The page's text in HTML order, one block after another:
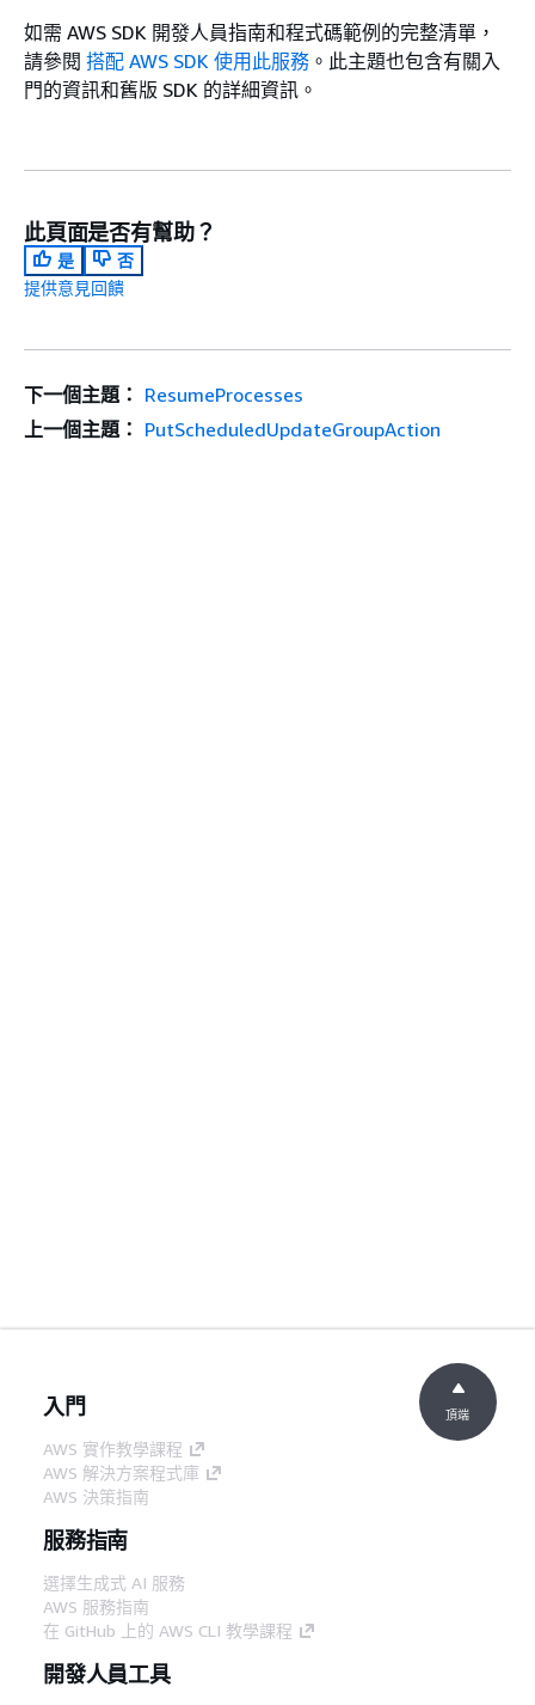
如需 AWS SDK 開發人員指南和程式碼範例的完整清單，
請參閱 搭配 AWS SDK 使用此服務 。此主題也包含有關入
門的資訊和舊版 SDK 的詳細資訊。
此頁面是否有幫助？
是
否
提供意見回饋
下一個主題： ResumeProcesses
上一個主題： PutScheduledUpdateGroupAction
入門
AWS 實作教學課程
AWS 解決方案程式庫
AWS 決策指南
服務指南
選擇生成式 AI 服務
AWS 服務指南
在 GitHub 上的 AWS CLI 教學課程
開發人員工具
頂端